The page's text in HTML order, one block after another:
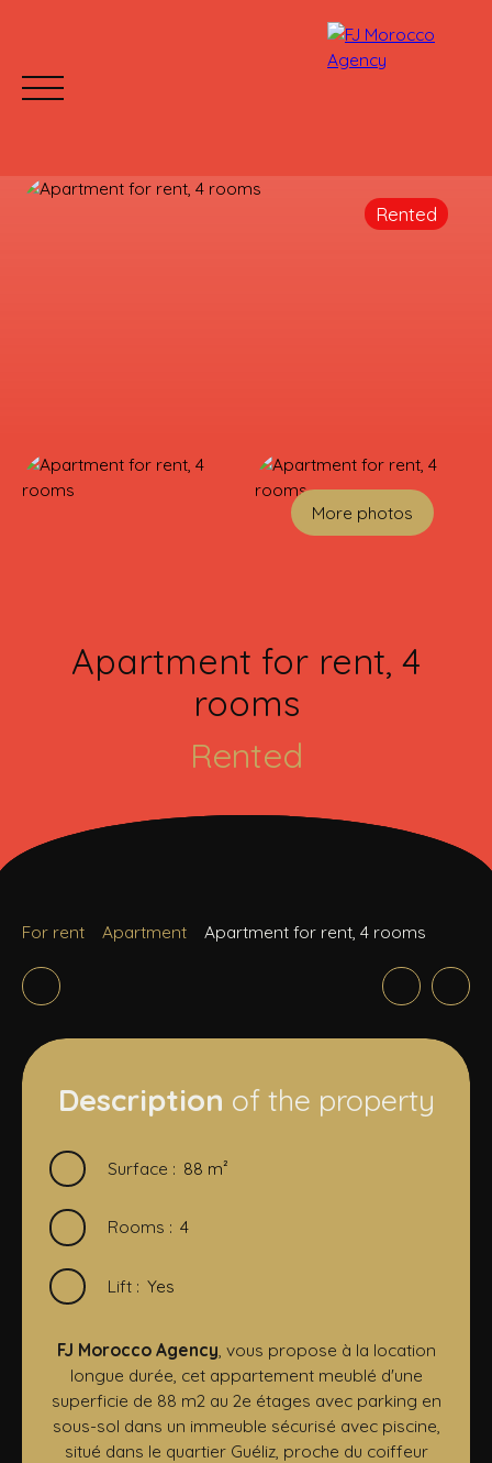
WHY CHOOSE US?
Rented
More photos
Apartment for rent, 4
rooms
Rented
For rent Apartment Apartment for rent, 4 rooms
Description of the property
Surface : 88 m²
Rooms : 4
Lift : Yes
FJ Morocco Agency , vous propose à la location
longue durée, cet appartement meublé d'une
superficie de 88 m2 au 2e étages avec parking en
sous-sol dans un immeuble sécurisé avec piscine,
situé dans le quartier Guéliz, proche du coiffeur